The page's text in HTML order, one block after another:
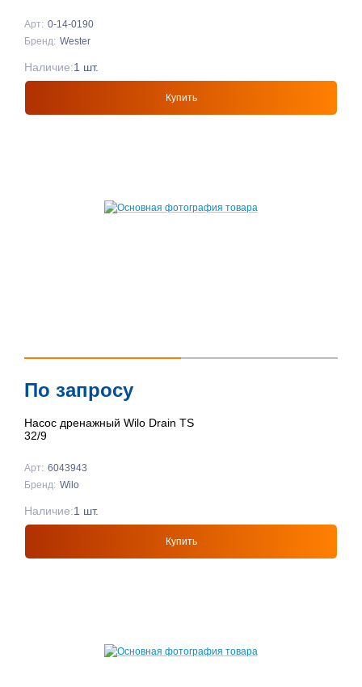
Арт: 0-14-0190
Бренд: Wester
Купить
Наличие:1 шт.
По запросу
Насос дренажный Wilo Drain TS
32/9
Арт: 6043943
Бренд: Wilo
Купить
Наличие:1 шт.